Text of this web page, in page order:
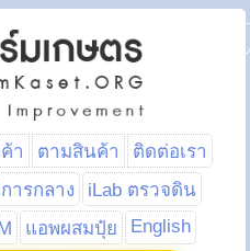
า ตามสินค้า
ติดต่อเรา
ารกลาง
iLab ตรวจดิน
แอพผสมปุ๋ย English